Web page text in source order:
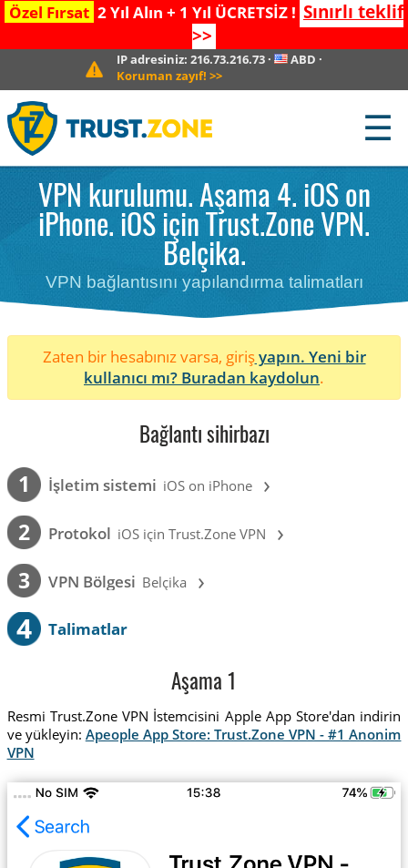
Özel Fırsat 2 Yıl Alın + 1 Yıl ÜCRETSİZ ! Sınırlı teklif
>>
IP adresiniz: 216.73.216.73· ABD ·
Koruman zayıf! >>
☰
VPN kurulumu. Aşama 4. iOS on
iPhone. iOS için Trust.Zone VPN.
Belçika.
VPN bağlantısını yapılandırma talimatları
Zaten bir hesabınız varsa, girişyapın. Yeni bir
kullanıcı mı? Buradan kaydolun.
Bağlantı sihirbazı
1 İşletim sistemi iOS on iPhone ›
2 Protokol iOS için Trust.Zone VPN ›
3 VPN Bölgesi Belçika ›
4 Talimatlar
Aşama 1
Resmi Trust.Zone VPN İstemcisini Apple App Store'dan indirin
ve yükleyin: Apeople App Store: Trust.Zone VPN - #1 Anonim
VPN